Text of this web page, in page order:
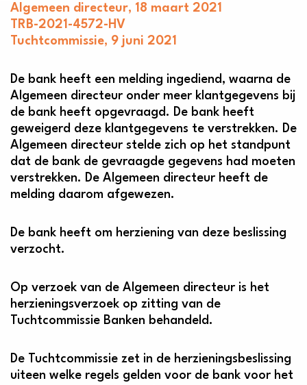
Algemeen directeur, 18 maart 2021
TRB-2021-4572-HV
Tuchtcommissie, 9 juni 2021
De bank heeft een melding ingediend, waarna de
Algemeen directeur onder meer klantgegevens bij
de bank heeft opgevraagd. De bank heeft
geweigerd deze klantgegevens te verstrekken. De
Algemeen directeur stelde zich op het standpunt
dat de bank de gevraagde gegevens had moeten
verstrekken. De Algemeen directeur heeft de
melding daarom afgewezen.
De bank heeft om herziening van deze beslissing
verzocht.
Op verzoek van de Algemeen directeur is het
herzieningsverzoek op zitting van de
Tuchtcommissie Banken behandeld.
De Tuchtcommissie zet in de herzieningsbeslissing
uiteen welke regels gelden voor de bank voor het